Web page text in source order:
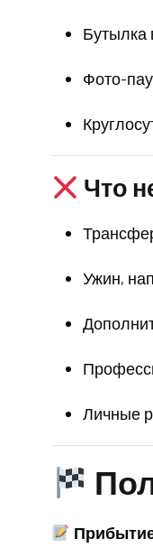
Бутылка
Фото-
Что
Ужин,
Личные